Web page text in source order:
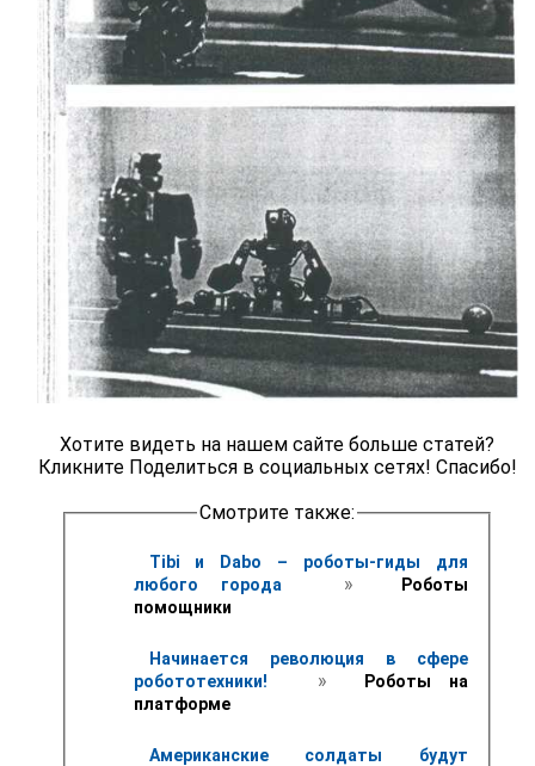
Хотите видеть на нашем сайте больше статей?
Кликните Поделиться в социальных сетях! Спасибо!
Смотрите также:
Tibi и Dabo – роботы-гиды для
любого города
»
Роботы
помощники
Начинается революция в сфере
робототехники!
»
Роботы на
платформе
Американские солдаты будут